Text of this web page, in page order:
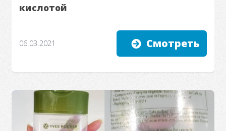
кислотой
06.03.2021 Смотреть